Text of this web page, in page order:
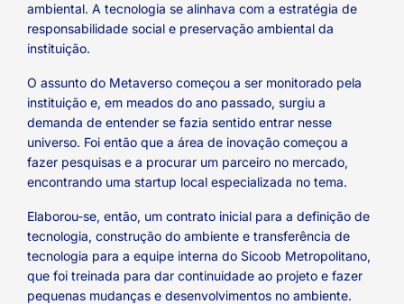
ambiental. A tecnologia se alinhava com a estratégia de
responsabilidade social e preservação ambiental da
instituição.
O assunto do Metaverso começou a ser monitorado pela
instituição e, em meados do ano passado, surgiu a
demanda de entender se fazia sentido entrar nesse
universo. Foi então que a área de inovação começou a
fazer pesquisas e a procurar um parceiro no mercado,
encontrando uma startup local especializada no tema.
Elaborou-se, então, um contrato inicial para a definição de
tecnologia, construção do ambiente e transferência de
tecnologia para a equipe interna do Sicoob Metropolitano,
que foi treinada para dar continuidade ao projeto e fazer
pequenas mudanças e desenvolvimentos no ambiente.